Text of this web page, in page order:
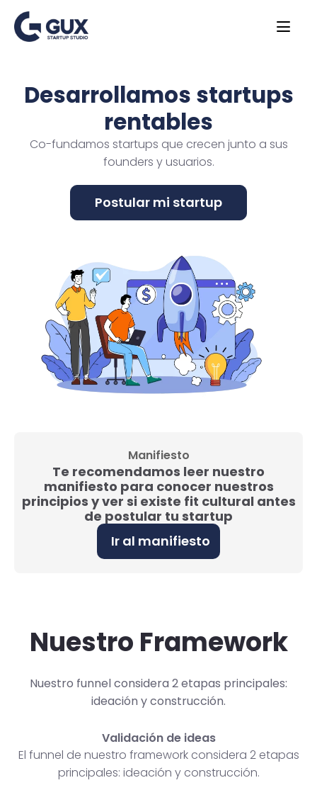
Desarrollamos startups
rentables
Co-fundamos startups que crecen junto a sus
founders y usuarios.
Manifiesto
Te recomendamos leer nuestro
manifiesto para conocer nuestros
principios y ver si existe fit cultural antes
de postular tu startup
Ir al manifiesto
Nuestro Framework
Nuestro funnel considera 2 etapas principales:
ideación y construcción.
Validación de ideas
El funnel de nuestro framework considera 2 etapas
principales: ideación y construcción.